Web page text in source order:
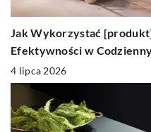
Jak Wykorzystać
Efektywności w
4 lipca 2026